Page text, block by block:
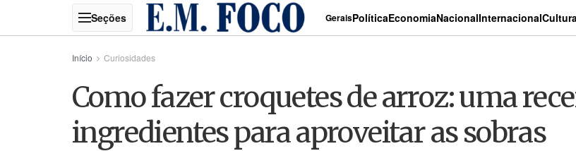
GeraisPolíticaEconomiaNacionalInternacionalCultura
Início Curiosidades
Como fazer croquetes de arroz: uma
ingredientes para aproveitar as sobras